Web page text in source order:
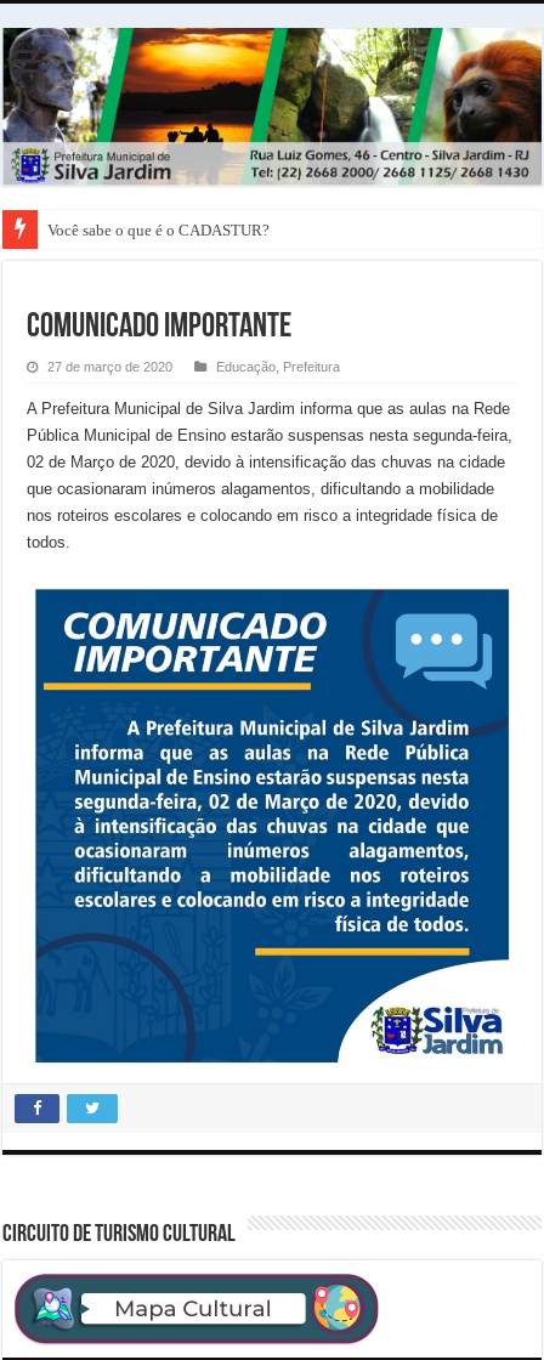
Você sabe o que é o CADASTUR?
COMUNICADO IMPORTANTE
27 de março de 2020 Educação Prefeitura
A Prefeitura Municipal de Silva Jardim informa que as aulas na Rede
Pública Municipal de Ensino estarão suspensas nesta segunda-feira,
02 de Março de 2020, devido à intensificação das chuvas na cidade
que ocasionaram inúmeros alagamentos, dificultando a mobilidade
nos roteiros escolares e colocando em risco a integridade física de
todos.
CIRCUITO DE TURISMO CULTURAL